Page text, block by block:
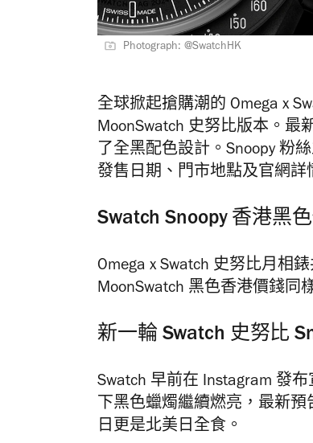
Photograph: @SwatchHK
全球掀起搶購潮的 Omega x
MoonSwatch 史努比版本。最
了全黑配色設計。Snoopy 粉
發售日期、門市地點及官網詳
Swatch Snoopy 香港黑
Omega x Swatch 史努比月相
MoonSwatch 黑色香港價錢同
新一輪 Swatch 史努比
Swatch 早前在 Instagram 發
下黑色蠟燭繼續燃亮，最新
日更是北美日全食。